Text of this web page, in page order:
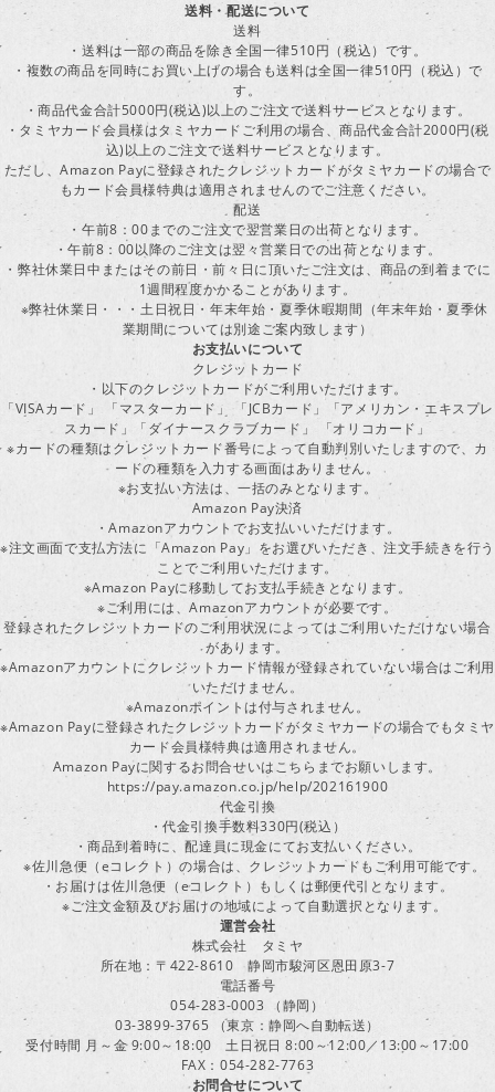
送料・配送について
送料
・送料は一部の商品を除き全国一律510円（税込）です。
・複数の商品を同時にお買い上げの場合も送料は全国一律510円（税込）で
す。
・商品代金合計5000円(税込)以上のご注文で送料サービスとなります。
・タミヤカード会員様はタミヤカードご利用の場合、商品代金合計2000円(税
込)以上のご注文で送料サービスとなります。
ただし、Amazon Payに登録されたクレジットカードがタミヤカードの場合で
もカード会員様特典は適用されませんのでご注意ください。
配送
・午前8：00までのご注文で翌営業日の出荷となります。
・午前8：00以降のご注文は翌々営業日での出荷となります。
・弊社休業日中またはその前日・前々日に頂いたご注文は、商品の到着までに
1週間程度かかることがあります。
※弊社休業日・・・土日祝日・年末年始・夏季休暇期間（年末年始・夏季休
業期間については別途ご案内致します）
お支払いについて
クレジットカード
・以下のクレジットカードがご利用いただけます。
「VISAカード」 「マスターカード」 「JCBカード」「アメリカン・エキスプレ
スカード」「ダイナースクラブカード」 「オリコカード」
※カードの種類はクレジットカード番号によって自動判別いたしますので、カ
ードの種類を入力する画面はありません。
※お支払い方法は、一括のみとなります。
Amazon Pay決済
・Amazonアカウントでお支払いいただけます。
※注文画面で支払方法に「Amazon Pay」をお選びいただき、注文手続きを行う
ことでご利用いただけます。
※Amazon Payに移動してお支払手続きとなります。
※ご利用には、Amazonアカウントが必要です。
登録されたクレジットカードのご利用状況によってはご利用いただけない場合
があります。
※Amazonアカウントにクレジットカード情報が登録されていない場合はご利用
いただけません。
※Amazonポイントは付与されません。
※Amazon Payに登録されたクレジットカードがタミヤカードの場合でもタミヤ
カード会員様特典は適用されません。
Amazon Payに関するお問合せいはこちらまでお願いします。
https://pay.amazon.co.jp/help/202161900
代金引換
・代金引換手数料330円(税込）
・商品到着時に、配達員に現金にてお支払いください。
※佐川急便（eコレクト）の場合は、クレジットカードもご利用可能です。
・お届けは佐川急便（eコレクト）もしくは郵便代引となります。
※ご注文金額及びお届けの地域によって自動選択となります。
運営会社
株式会社 タミヤ
所在地：〒422-8610 静岡市駿河区恩田原3-7
電話番号
054-283-0003 （静岡）
03-3899-3765 （東京：静岡へ自動転送）
受付時間 月～金 9:00～18:00 土日祝日 8:00～12:00／13:00～17:00
FAX：054-282-7763
お問合せについて